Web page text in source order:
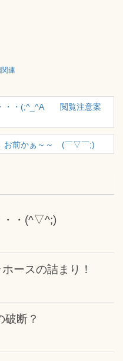
連
・・(;^_^A 閲覧注意案
お前かぁ～～ (￣▽￣;)
・・(^▽^;)
ースの詰まり！
断？